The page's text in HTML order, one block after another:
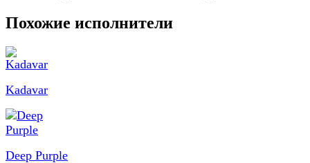
Похожие исполнители
Kadavar
Deep Purple